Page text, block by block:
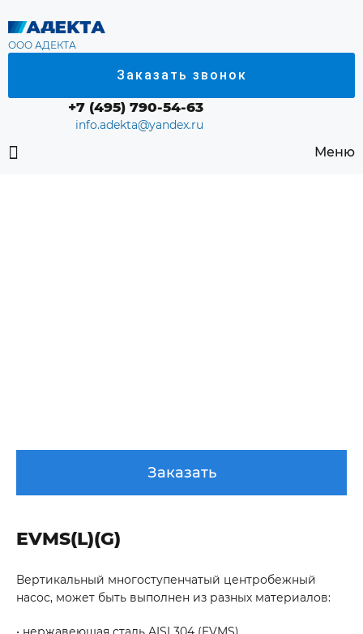
ООО АДЕКТА
Заказать звонок
+7 (495) 790-54-63
info.adekta@yandex.ru
Меню
Заказать
EVMS(L)(G)
Вертикальный многоступенчатый центробежный
насос, может быть выполнен из разных материалов: